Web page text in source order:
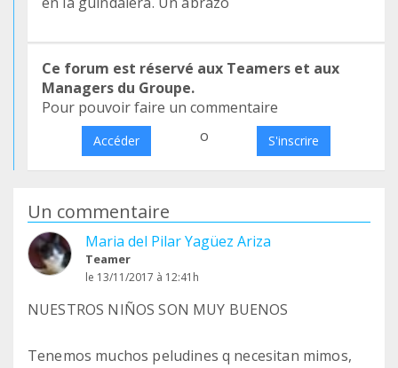
Ce forum est réservé aux Teamers et aux
Managers du Groupe.
Pour pouvoir faire un commentaire
Accéder o S'inscrire
Un commentaire
Maria del Pilar Yagüez Ariza
Teamer
le 13/11/2017 à 12:41h
NUESTROS NIÑOS SON MUY BUENOS
Tenemos muchos peludines q necesitan mimos,